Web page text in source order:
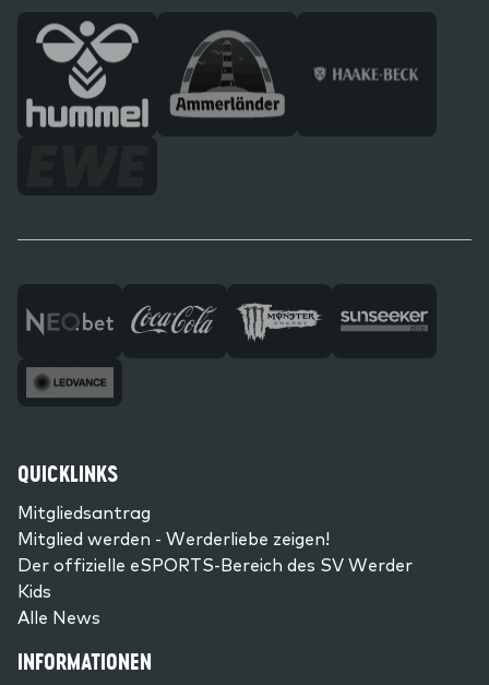
QUICKLINKS
Mitgliedsantrag
Mitglied werden - Werderliebe zeigen!
Der offizielle eSPORTS-Bereich des SV Werder
Kids
Alle News
INFORMATIONEN